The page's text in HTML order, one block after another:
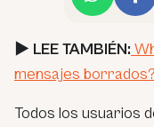
► LEE TAMBIÉN:
mensajes borrados?
Todos los usuarios